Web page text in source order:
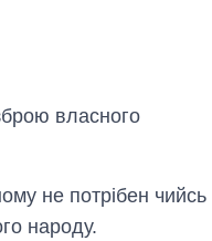
власного
не потрібен чийсь
народу.